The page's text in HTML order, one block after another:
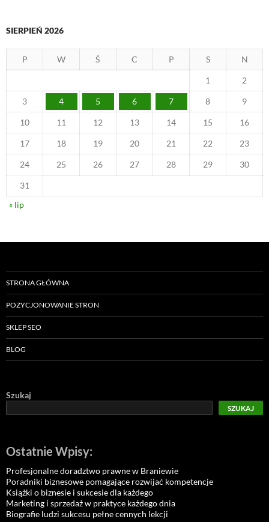
SIERPIEŃ 2026
P W Ś C P S N
1 2
3 4 5 6 7 8 9
10 11 12 13 14 15 16
17 18 19 20 21 22 23
24 25 26 27 28 29 30
31
« lip
STRONA GŁÓWNA
POZYCJONOWANIE STRON
SKLEP SEO
BLOG
Szukaj
SZUKAJ
Ostatnie Wpisy:
Profesjonalne doradztwo prawne w Braniewie
Poradniki biznesowe pomagające rozwijać kompetencje
Książki o biznesie i sukcesie dla każdego
Marketing i sprzedaż w praktyce każdego dnia
Biografie ludzi sukcesu pełne cennych lekcji